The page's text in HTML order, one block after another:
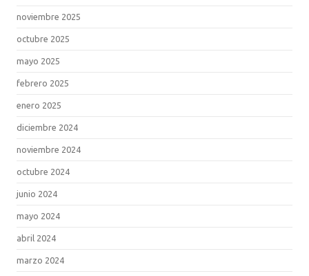
noviembre 2025
octubre 2025
mayo 2025
febrero 2025
enero 2025
diciembre 2024
noviembre 2024
octubre 2024
junio 2024
mayo 2024
abril 2024
marzo 2024